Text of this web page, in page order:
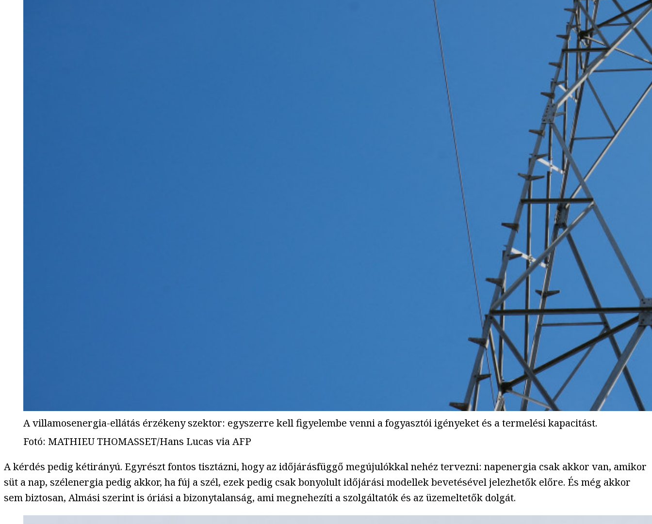
A villamosenergia-ellátás érzékeny szektor: egyszerre kell figyelembe venni a fogyasztói igényeket és a termelési kapacitást.
Fotó: MATHIEU THOMASSET/Hans Lucas via AFP
A kérdés pedig kétirányú. Egyrészt fontos tisztázni, hogy az időjárásfüggő megújulókkal nehéz tervezni: napenergia csak akkor van, amikor
süt a nap, szélenergia pedig akkor, ha fúj a szél, ezek pedig csak bonyolult időjárási modellek bevetésével jelezhetők előre. És még akkor
sem biztosan, Almási szerint is óriási a bizonytalanság, ami megnehezíti a szolgáltatók és az üzemeltetők dolgát.